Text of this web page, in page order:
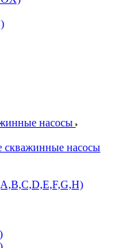
насосы
скважинные насосы